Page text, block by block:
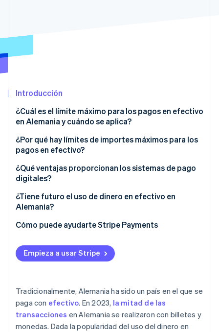
Atlas
Verificación de identidad en línea
Stripe Sessions 2026
para la IA.
Ver ahora
Introducción
¿Cuál es el límite máximo para los pagos en efectivo
en Alemania y cuándo se aplica?
Normativa vigente en otros países de la UE
¿Cuándo cambiará el límite máximo para los pagos
en efectivo en Alemania?
¿Por qué hay límites de importes máximos para los
pagos en efectivo?
¿Qué ventajas proporcionan los sistemas de pago
digitales?
Seguridad
Eficiencia
Transparencia
¿Tiene futuro el uso de dinero en efectivo en
Alemania?
Cómo puede ayudarte Stripe Payments
Empieza a usar Stripe
Tradicionalmente, Alemania ha sido un país en el que se
paga con efectivo. En 2023, la mitad de las
transacciones en Alemania se realizaron con billetes y
monedas. Dada la popularidad del uso del dinero en